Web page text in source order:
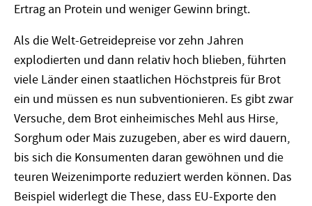
Ertrag an Protein und weniger Gewinn bringt.
Als die Welt-Getreidepreise vor zehn Jahren
explodierten und dann relativ hoch blieben, führten
viele Länder einen staatlichen Höchstpreis für Brot
ein und müssen es nun subventionieren. Es gibt zwar
Versuche, dem Brot einheimisches Mehl aus Hirse,
Sorghum oder Mais zuzugeben, aber es wird dauern,
bis sich die Konsumenten daran gewöhnen und die
teuren Weizenimporte reduziert werden können. Das
Beispiel widerlegt die These, dass EU-Exporte den